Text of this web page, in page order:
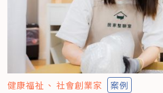
健康福祉 社會創業家 案例